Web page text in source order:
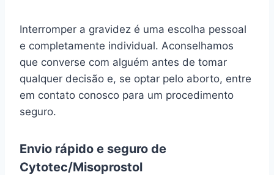
Interromper a gravidez é uma escolha pessoal
e completamente individual. Aconselhamos
que converse com alguém antes de tomar
qualquer decisão e, se optar pelo aborto, entre
em contato conosco para um procedimento
seguro.
Envio rápido e seguro de
Cytotec/Misoprostol